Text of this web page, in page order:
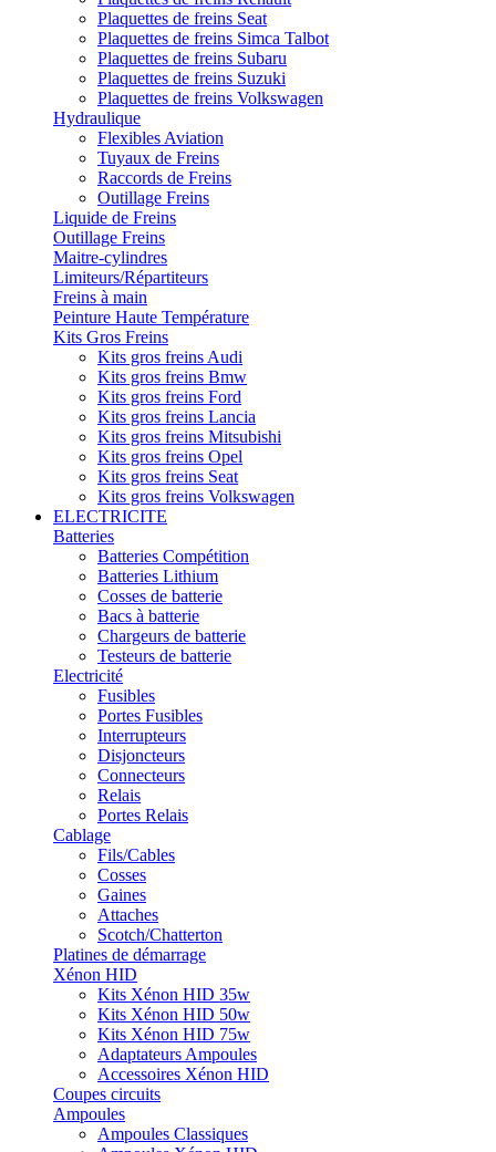
Plaquettes de freins Seat
Plaquettes de freins Simca Talbot
Plaquettes de freins Subaru
Plaquettes de freins Suzuki
Plaquettes de freins Volkswagen
Hydraulique
Flexibles Aviation
Tuyaux de Freins
Raccords de Freins
Outillage Freins
Liquide de Freins
Outillage Freins
Maitre-cylindres
Limiteurs/Répartiteurs
Freins à main
Peinture Haute Température
Kits Gros Freins
Kits gros freins Audi
Kits gros freins Bmw
Kits gros freins Ford
Kits gros freins Lancia
Kits gros freins Mitsubishi
Kits gros freins Opel
Kits gros freins Seat
Kits gros freins Volkswagen
ELECTRICITE
Batteries
Batteries Compétition
Batteries Lithium
Cosses de batterie
Bacs à batterie
Chargeurs de batterie
Testeurs de batterie
Electricité
Fusibles
Portes Fusibles
Interrupteurs
Disjoncteurs
Connecteurs
Relais
Portes Relais
Cablage
Fils/Cables
Cosses
Gaines
Attaches
Scotch/Chatterton
Platines de démarrage
Xénon HID
Kits Xénon HID 35w
Kits Xénon HID 50w
Kits Xénon HID 75w
Adaptateurs Ampoules
Accessoires Xénon HID
Coupes circuits
Ampoules
Ampoules Classiques